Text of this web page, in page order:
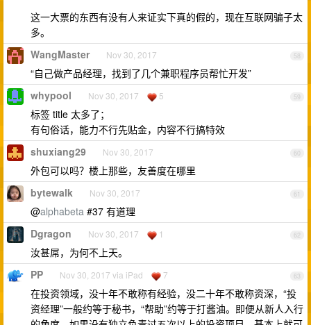
这一大票的东西有没有人来证实下真的假的，现在互联网骗子太
多。
58
WangMaster Nov 30, 2017
“自己做产品经理，找到了几个兼职程序员帮忙开发”
59
whypool Nov 30, 2017 5
标签 title 太多了；
有句俗话，能力不行先贴金，内容不行搞特效
60
shuxiang29 Nov 30, 2017
外包可以吗？楼上那些，友善度在哪里
61
bytewalk Nov 30, 2017
@alphabeta #37 有道理
62
Dgragon Nov 30, 2017 1
汝甚屌，为何不上天。
63
PP Nov 30, 2017 via iPad 7
在投资领域，没十年不敢称有经验，没二十年不敢称资深，“投
资经理”一般约等于秘书，“帮助”约等于打酱油。即便从新人入行